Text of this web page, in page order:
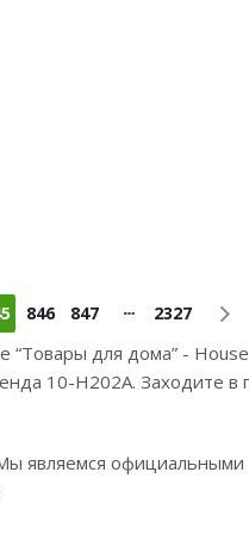
846 847 2327
“Товары для дома” -
10-Н202А. Заходите в
являемся